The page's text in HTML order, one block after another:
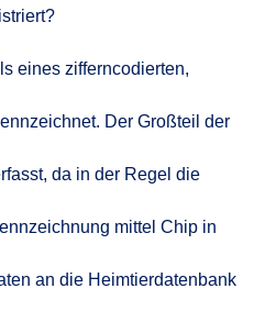
eines zifferncodierten,
Der Großteil der
da in der Regel die
mittel Chip in
an die Heimtierdatenbank